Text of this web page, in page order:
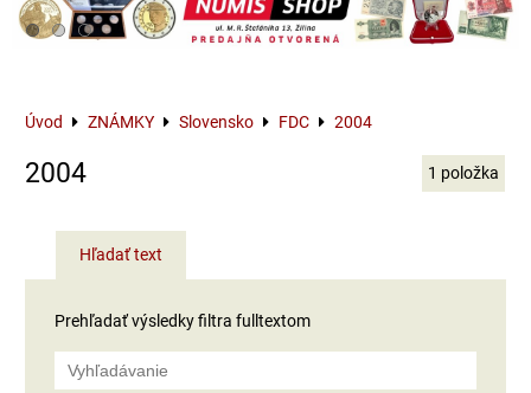
Úvod ZNÁMKY Slovensko FDC 2004
2004 1 položka
Hľadať text
Prehľadať výsledky filtra fulltextom